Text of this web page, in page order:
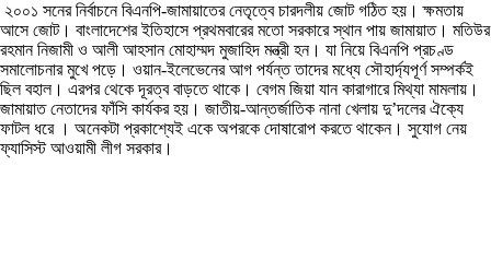
২০০১ সনের নির্বাচনে বিএনপি-জামায়াতের নেতৃত্বে চারদলীয় জোট গঠিত হয়। ক্ষমতায়
আসে জোট। বাংলাদেশের ইতিহাসে প্রথমবারের মতো সরকারে স্থান পায় জামায়াত। মতিউর
রহমান নিজামী ও আলী আহসান মোহাম্মদ মুজাহিদ মন্ত্রী হন। যা নিয়ে বিএনপি প্রচণ্ড
সমালোচনার মুখে পড়ে। ওয়ান-ইলেভেনের আগ পর্যন্ত তাদের মধ্যে সৌহার্দ্যপূর্ণ সম্পর্কই
ছিল বহাল। এরপর থেকে দূরত্ব বাড়তে থাকে। বেগম জিয়া যান কারাগারে মিথ্যা মামলায়।
জামায়াত নেতাদের ফাঁসি কার্যকর হয়। জাতীয়-আন্তর্জাতিক নানা খেলায় দু’দলের ঐক্যে
ফাটল ধরে । অনেকটা প্রকাশ্যেই একে অপরকে দোষারোপ করতে থাকেন। সুযোগ নেয়
ফ্যাসিস্ট আওয়ামী লীগ সরকার।